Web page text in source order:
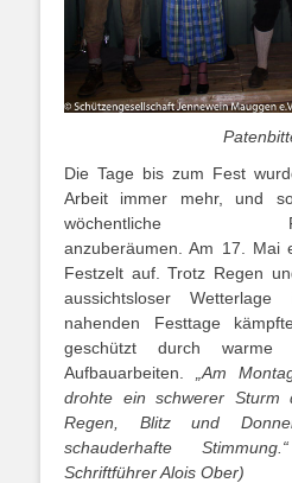
Die Tage bis zum Fest
Arbeit immer mehr, und
wöchentliche
anzuberäumen. Am 17. Mai
Festzelt auf. Trotz Regen
aussichtsloser
nahenden Festtage
geschützt durch warme
Aufbauarbeiten.
„Am
drohte ein schwerer Sturm
Regen, Blitz und
schauderhafte
Schriftführer Alois Ober)